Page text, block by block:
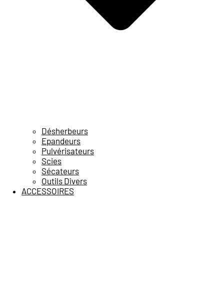
Désherbeurs
Epandeurs
Pulvérisateurs
Scies
Sécateurs
Outils Divers
ACCESSOIRES